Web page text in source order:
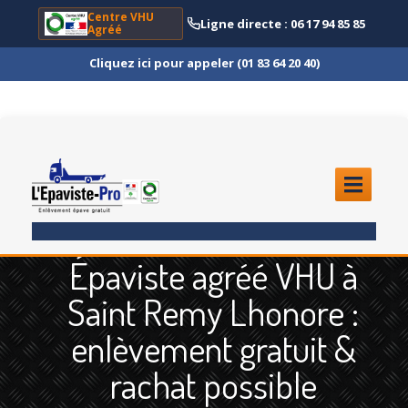
Centre VHU
Agréé
Ligne directe : 06 17 94 85 85
Cliquez ici pour appeler (01 83 64 20 40)
ENLÈVEMENTÉPAVE
Quoi?
Scooteret Moto
Camion et Poids Lourd
Épaviste agréé VHU à
Saint Remy Lhonore :
enlèvement gratuit &
rachat possible